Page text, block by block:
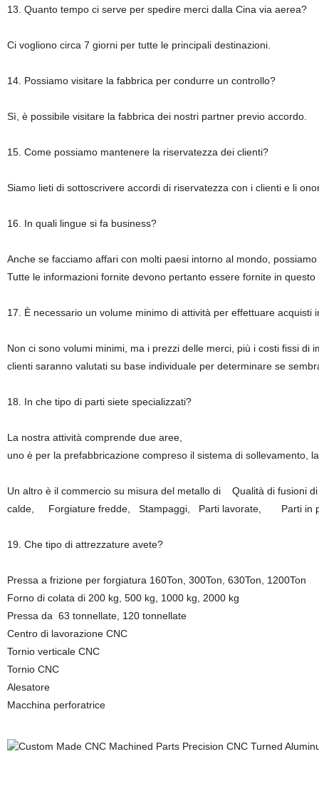
13. Quanto tempo ci serve per spedire merci dalla Cina via aerea?
Ci vogliono circa 7 giorni per tutte le principali destinazioni.
14. Possiamo visitare la fabbrica per condurre un controllo?
Sì, è possibile visitare la fabbrica dei nostri partner previo accordo.
15. Come possiamo mantenere la riservatezza dei clienti?
Siamo lieti di sottoscrivere accordi di riservatezza con i clienti e li
16. In quali lingue si fa business?
Anche se facciamo affari con molti paesi intorno al mondo,
Tutte le informazioni fornite devono pertanto essere fornite in
17. È necessario un volume minimo di attività per effettuare acquisti
Non ci sono volumi minimi, ma i prezzi delle merci, più i costi fissi
clienti saranno valutati su base individuale per determinare se
18. In che tipo di parti siete specializzati?
La nostra attività comprende due aree,
uno è per la prefabbricazione compreso il sistema di sollevamento,
Un altro è il commercio su misura del metallo di Qualità di
calde, Forgiature fredde, Stampaggi, Parti lavorate, Parti in
19. Che tipo di attrezzature avete?
Pressa a frizione per forgiatura 160Ton, 300Ton, 630Ton, 1200Ton
Forno di colata di 200 kg, 500 kg, 1000 kg, 2000 kg
Pressa da 63 tonnellate, 120 tonnellate
Centro di lavorazione CNC
Tornio verticale CNC
Tornio CNC
Alesatore
Macchina perforatrice